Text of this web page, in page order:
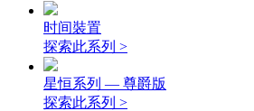
时间裝置
探索此系列 >
星恒系列 — 尊爵版
探索此系列 >